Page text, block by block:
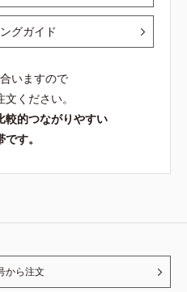
グガイド
いますので
ください。
較的つながりやすい
す。
から注文